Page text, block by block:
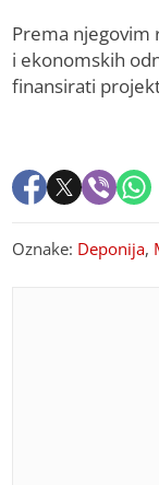
Prema njegovim
i ekonomskih
finansirati
Oznake: Deponija,